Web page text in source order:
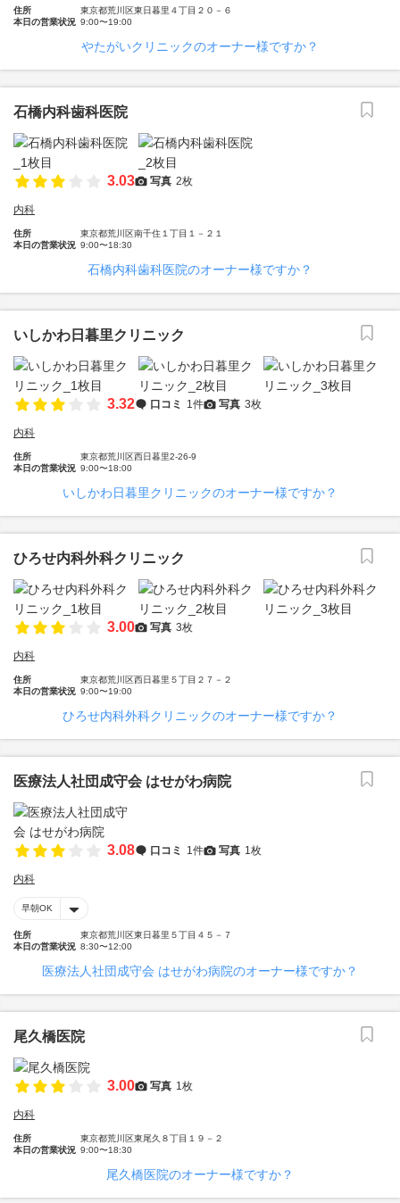
住所
東京都荒川区東日暮里４丁目２０－６
本日の営業状況 9:00〜19:00
やたがいクリニックのオーナー様ですか？
石橋内科歯科医院
3.03 写真 2枚
内科
住所
東京都荒川区南千住１丁目１－２１
本日の営業状況 9:00〜18:30
石橋内科歯科医院のオーナー様ですか？
いしかわ日暮里クリニック
3.32 口コミ 1件 写真 3枚
内科
住所
東京都荒川区西日暮里2-26-9
本日の営業状況 9:00〜18:00
いしかわ日暮里クリニックのオーナー様ですか？
ひろせ内科外科クリニック
3.00 写真 3枚
内科
住所
東京都荒川区西日暮里５丁目２７－２
本日の営業状況 9:00〜19:00
ひろせ内科外科クリニックのオーナー様ですか？
医療法人社団成守会 はせがわ病院
3.08 口コミ 1件 写真 1枚
内科
早朝OK
住所
東京都荒川区東日暮里５丁目４５－７
本日の営業状況 8:30〜12:00
医療法人社団成守会 はせがわ病院のオーナー様ですか？
尾久橋医院
3.00 写真 1枚
内科
住所
東京都荒川区東尾久８丁目１９－２
本日の営業状況 9:00〜18:30
尾久橋医院のオーナー様ですか？